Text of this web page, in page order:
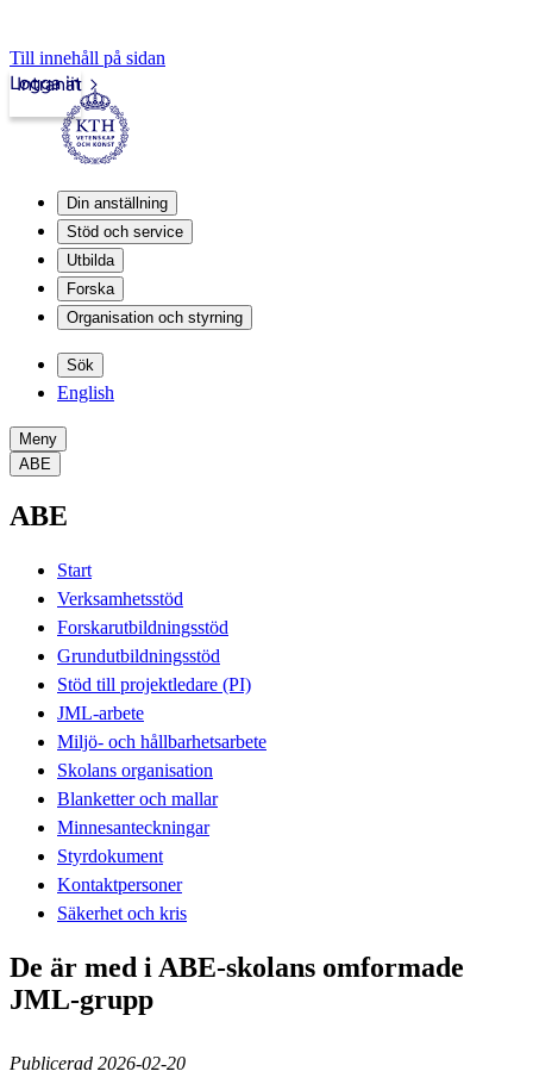
Till innehåll på sidan
Intranät
Logga in
Din anställning
Stöd och service
Utbilda
Forska
Organisation och styrning
Sök
English
Meny
ABE
ABE
Start
Verksamhetsstöd
Forskarutbildningsstöd
Grundutbildningsstöd
Stöd till projektledare (PI)
JML-arbete
Miljö- och hållbarhetsarbete
Skolans organisation
Blanketter och mallar
Minnesanteckningar
Styrdokument
Kontaktpersoner
Säkerhet och kris
De är med i ABE-skolans omformade
JML-grupp
Publicerad 2026-02-20